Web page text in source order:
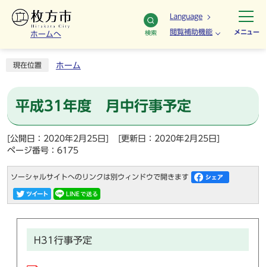
ホームへ 検索
Language
閲覧補助機能 メニュー
現在位置 ホーム
平成31年度 月中行事予定
[公開日：2020年2月25日]
[更新日：2020年2月25日]
ページ番号：6175
ソーシャルサイトへのリンクは別ウィンドウで開きます
H31行事予定